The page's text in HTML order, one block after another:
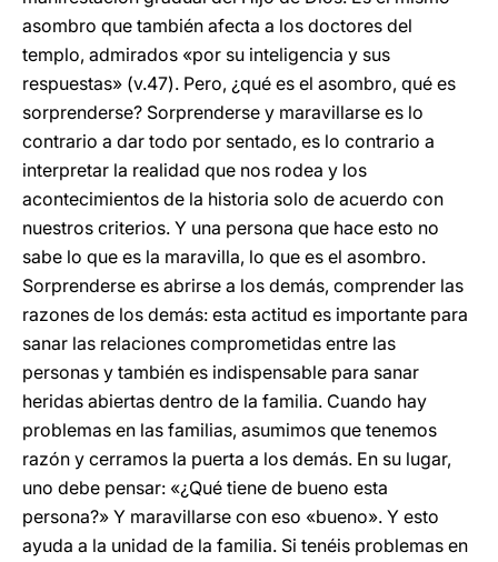
asombro que también afecta a los doctores del
templo, admirados «por su inteligencia y sus
respuestas» (v.47). Pero, ¿qué es el asombro, qué es
sorprenderse? Sorprenderse y maravillarse es lo
contrario a dar todo por sentado, es lo contrario a
interpretar la realidad que nos rodea y los
acontecimientos de la historia solo de acuerdo con
nuestros criterios. Y una persona que hace esto no
sabe lo que es la maravilla, lo que es el asombro.
Sorprenderse es abrirse a los demás, comprender las
razones de los demás: esta actitud es importante para
sanar las relaciones comprometidas entre las
personas y también es indispensable para sanar
heridas abiertas dentro de la familia. Cuando hay
problemas en las familias, asumimos que tenemos
razón y cerramos la puerta a los demás. En su lugar,
uno debe pensar: «¿Qué tiene de bueno esta
persona?» Y maravillarse con eso «bueno». Y esto
ayuda a la unidad de la familia. Si tenéis problemas en